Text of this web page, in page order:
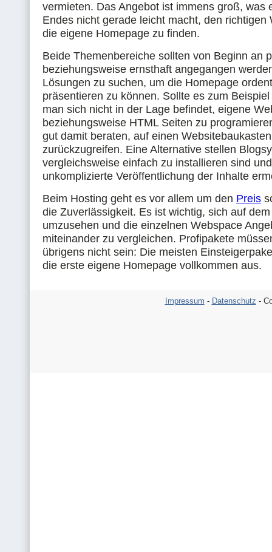
vermieten. Das Angebot ist immens groß, was
Endes nicht gerade leicht macht, den richtigen
die eigene Homepage zu finden.
Beide Themenbereiche sollten von Beginn an
beziehungsweise ernsthaft angegangen
Lösungen zu suchen, um die Homepage
präsentieren zu können. Sollte es zum
man sich nicht in der Lage befindet, eigene
beziehungsweise HTML Seiten zu
gut damit beraten, auf einen Websitebaukasten
zurückzugreifen. Eine Alternative stellen
vergleichsweise einfach zu installieren sind
unkomplizierte Veröffentlichung der Inhalte
Beim Hosting geht es vor allem um den Preis
die Zuverlässigkeit. Es ist wichtig, sich auf
umzusehen und die einzelnen Webspace
miteinander zu vergleichen. Profipakete
übrigens nicht sein: Die meisten
die erste eigene Homepage vollkommen aus.
Impressum - Datenschutz -